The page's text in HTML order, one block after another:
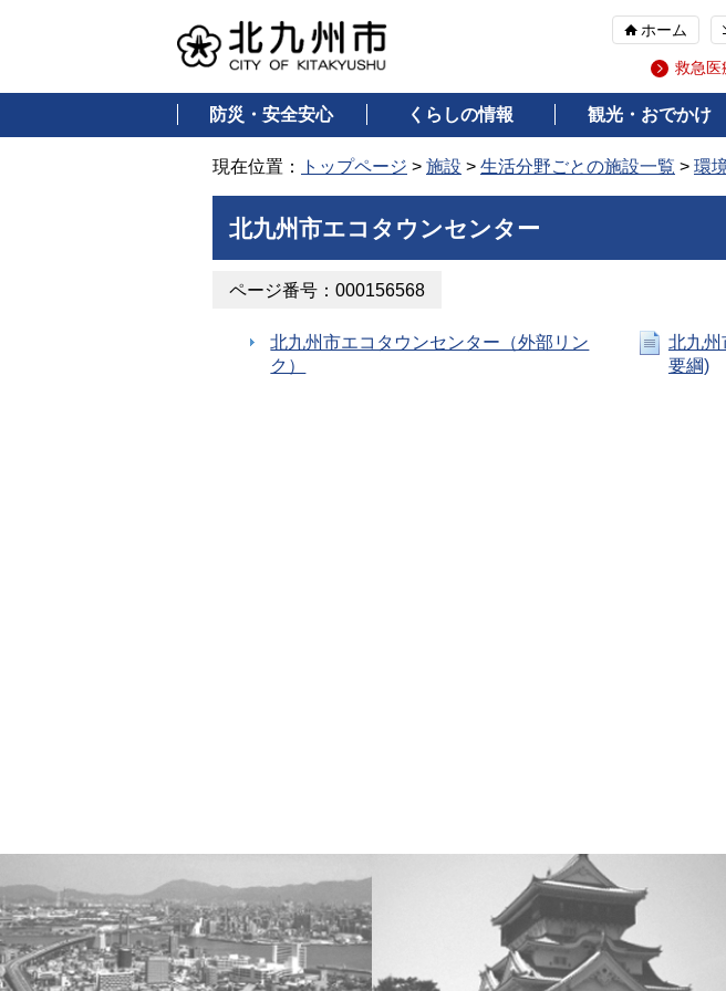
ホーム
救急医
防災・安全安心 くらしの情報 観光・おでかけ
現在位置： トップページ > 施設 > 生活分野ごとの施設一覧 > 環
北九州市エコタウンセンター
ページ番号：000156568
北九州市エコタウンセンター（外部リン
ク）
北九州
要綱)